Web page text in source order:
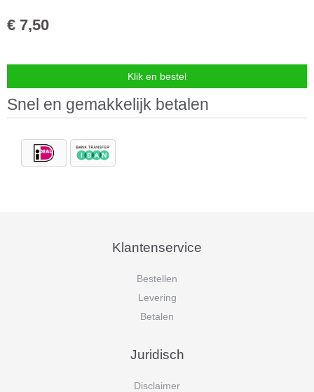
€ 7,50
Snel en gemakkelijk betalen
Klantenservice
Bestellen
Levering
Betalen
Juridisch
Disclaimer